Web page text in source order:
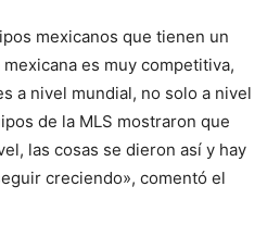
mexicanos que tienen un
es muy competitiva,
a nivel mundial, no solo a nivel
de la MLS mostraron que
las cosas se dieron así y hay
creciendo», comentó el